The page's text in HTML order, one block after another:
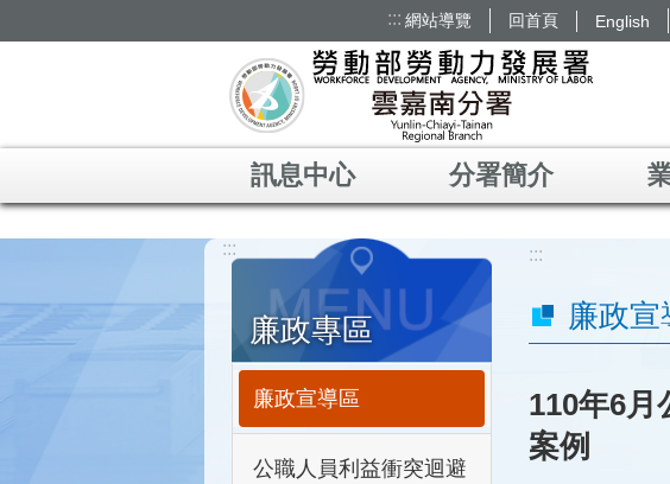
::: 網站導覽 回首頁 English
訊息中心 分署簡介
:::
廉政專區
廉政宣導區
公職人員利益衝突迴避
:::
廉政宣
110年6月
案例